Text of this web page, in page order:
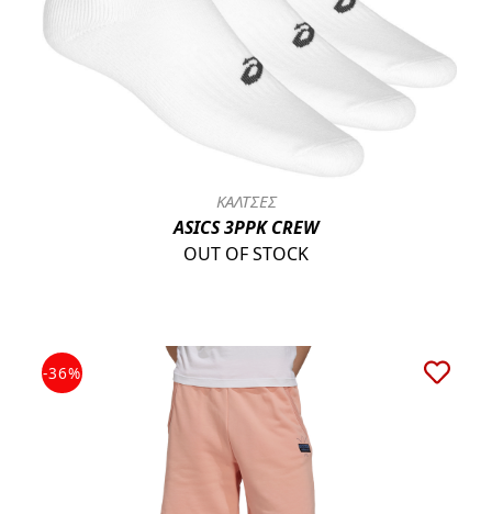
ΚΑΛΤΣΕΣ
ASICS 3PPK CREW
OUT OF STOCK
-36%